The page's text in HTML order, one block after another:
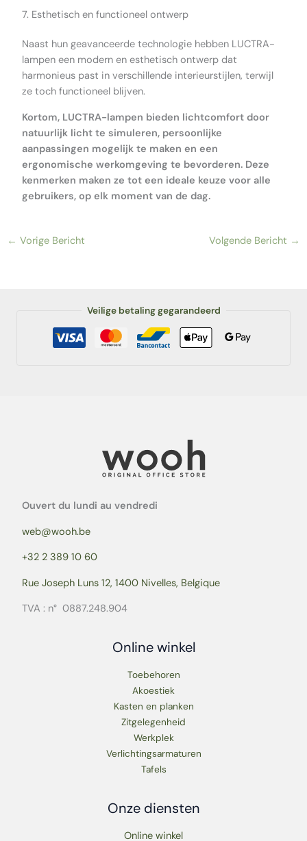
7. Esthetisch en functioneel ontwerp
Naast hun geavanceerde technologie hebben LUCTRA-
lampen een modern en esthetisch ontwerp dat
harmonieus past in verschillende interieurstijlen, terwijl
ze toch functioneel blijven.
Kortom, LUCTRA-lampen bieden lichtcomfort door
natuurlijk licht te simuleren, persoonlijke
aanpassingen mogelijk te maken en een
ergonomische werkomgeving te bevorderen. Deze
kenmerken maken ze tot een ideale keuze voor alle
gebruikers, op elk moment van de dag.
← Vorige Bericht Volgende Bericht →
Veilige betaling gegarandeerd
Ouvert du lundi au vendredi
web@wooh.be
+32 2 389 10 60
Rue Joseph Luns 12, 1400 Nivelles, Belgique
TVA : n° 0887.248.904
Online winkel
Toebehoren
Akoestiek
Kasten en planken
Zitgelegenheid
Werkplek
Verlichtingsarmaturen
Tafels
Onze diensten
Online winkel